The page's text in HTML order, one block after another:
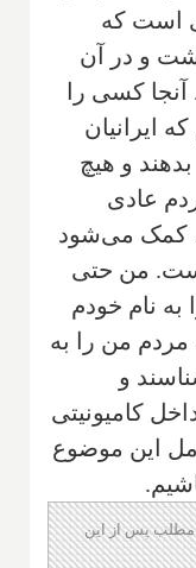
است که
و در آن
کسی را
ایرانیان
و هیچ
عادی
کمک می‌شود
من حتی
نام خودم
مردم من‌ را به
و
کامیونیتی
این موضوع
مطلب پس از این